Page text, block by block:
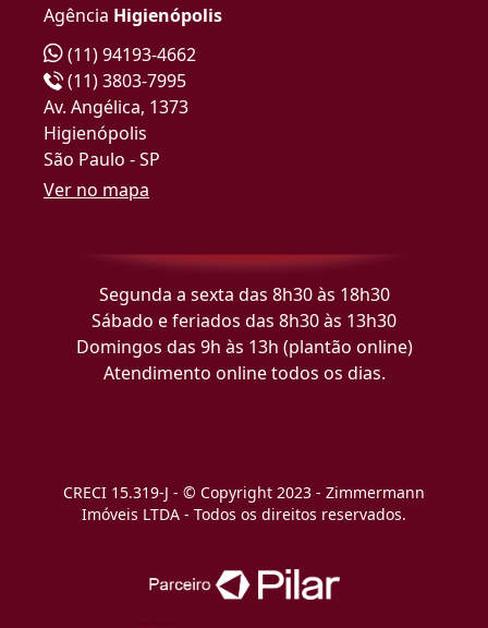
Agência Higienópolis
(11) 94193-4662
(11) 3803-7995
Av. Angélica, 1373
Higienópolis
São Paulo - SP
Ver no mapa
Segunda a sexta das 8h30 às 18h30
Sábado e feriados das 8h30 às 13h30
Domingos das 9h às 13h (plantão online)
Atendimento online todos os dias.
CRECI 15.319-J - © Copyright 2023 - Zimmermann
Imóveis LTDA - Todos os direitos reservados.